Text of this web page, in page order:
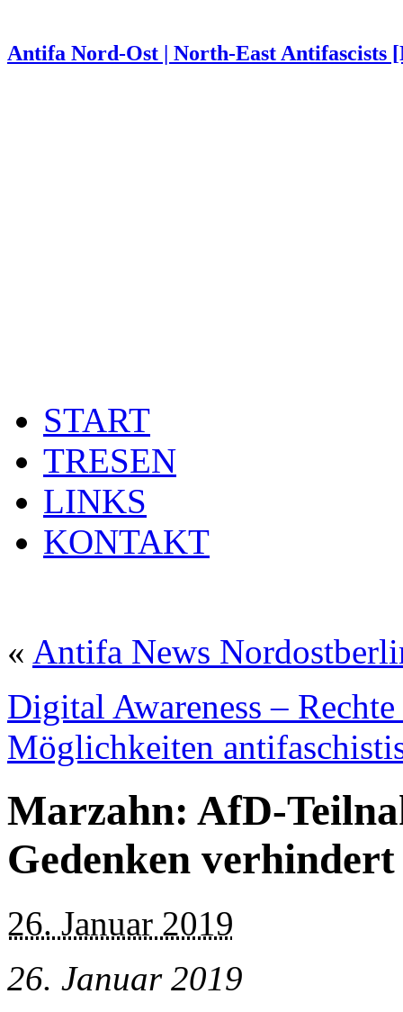
Antifa Nord-Ost | North-East Antifascists
START
TRESEN
LINKS
KONTAKT
« Antifa News
Digital Awareness –
Möglichkeiten
Marzahn: AfD-
Gedenken verhindert
26. Januar 2019
26. Januar 2019